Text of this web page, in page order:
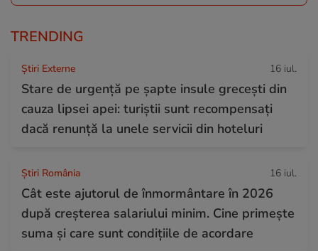
TRENDING
Știri Externe 16 iul.
Stare de urgență pe șapte insule grecești din
cauza lipsei apei: turiștii sunt recompensați
dacă renunță la unele servicii din hoteluri
Știri România 16 iul.
Cât este ajutorul de înmormântare în 2026
după creșterea salariului minim. Cine primește
suma și care sunt condițiile de acordare